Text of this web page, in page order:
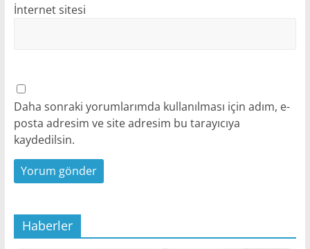
İnternet sitesi
Daha sonraki yorumlarımda kullanılması için adım, e-
posta adresim ve site adresim bu tarayıcıya
kaydedilsin.
Haberler